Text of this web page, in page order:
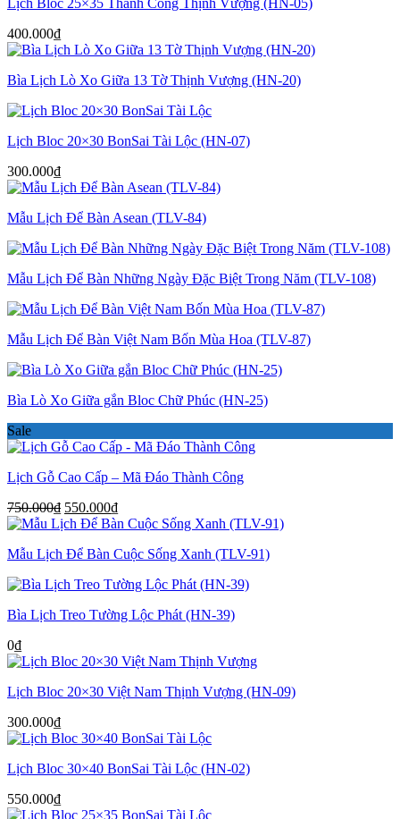
Lịch Bloc 25×35 Thành Công Thịnh Vượng (HN-05)
400.000₫
Bìa Lịch Lò Xo Giữa 13 Tờ Thịnh Vượng (HN-20)
Lịch Bloc 20×30 BonSai Tài Lộc (HN-07)
300.000₫
Mẫu Lịch Để Bàn Asean (TLV-84)
Mẫu Lịch Để Bàn Những Ngày Đặc Biệt Trong Năm (TLV-108)
Mẫu Lịch Để Bàn Việt Nam Bốn Mùa Hoa (TLV-87)
Bìa Lò Xo Giữa gắn Bloc Chữ Phúc (HN-25)
Sale
Lịch Gỗ Cao Cấp – Mã Đáo Thành Công
750.000₫ Giá
gốc
750.000₫.
550.000₫Giá
hiện
là:
Mẫu Lịch Để Bàn Cuộc Sống Xanh (TLV-91)
Bìa Lịch Treo Tường Lộc Phát (HN-39)
0₫
Lịch Bloc 20×30 Việt Nam Thịnh Vượng (HN-09)
300.000₫
Lịch Bloc 30×40 BonSai Tài Lộc (HN-02)
550.000₫